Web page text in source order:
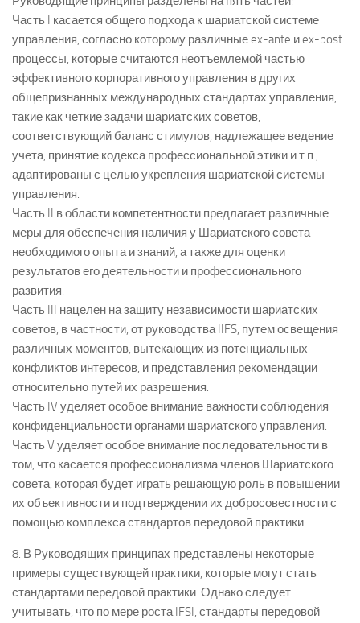
Часть I касается общего подхода к шариатской системе
управления, согласно которому различные ex-ante и ex-post
процессы, которые считаются неотъемлемой частью
эффективного корпоративного управления в других
общепризнанных международных стандартах управления,
такие как четкие задачи шариатских советов,
соответствующий баланс стимулов, надлежащее ведение
учета, принятие кодекса профессиональной этики и т.п.,
адаптированы с целью укрепления шариатской системы
управления.
Часть II в области компетентности предлагает различные
меры для обеспечения наличия у Шариатского совета
необходимого опыта и знаний, а также для оценки
результатов его деятельности и профессионального
развития.
Часть III нацелен на защиту независимости шариатских
советов, в частности, от руководства IIFS, путем освещения
различных моментов, вытекающих из потенциальных
конфликтов интересов, и представления рекомендации
относительно путей их разрешения.
Часть IV уделяет особое внимание важности соблюдения
конфиденциальности органами шариатского управления.
Часть V уделяет особое внимание последовательности в
том, что касается профессионализма членов Шариатского
совета, которая будет играть решающую роль в повышении
их объективности и подтверждении их добросовестности с
помощью комплекса стандартов передовой практики.
8. В Руководящих принципах представлены некоторые
примеры существующей практики, которые могут стать
стандартами передовой практики. Однако следует
учитывать, что по мере роста IFSI, стандарты передовой